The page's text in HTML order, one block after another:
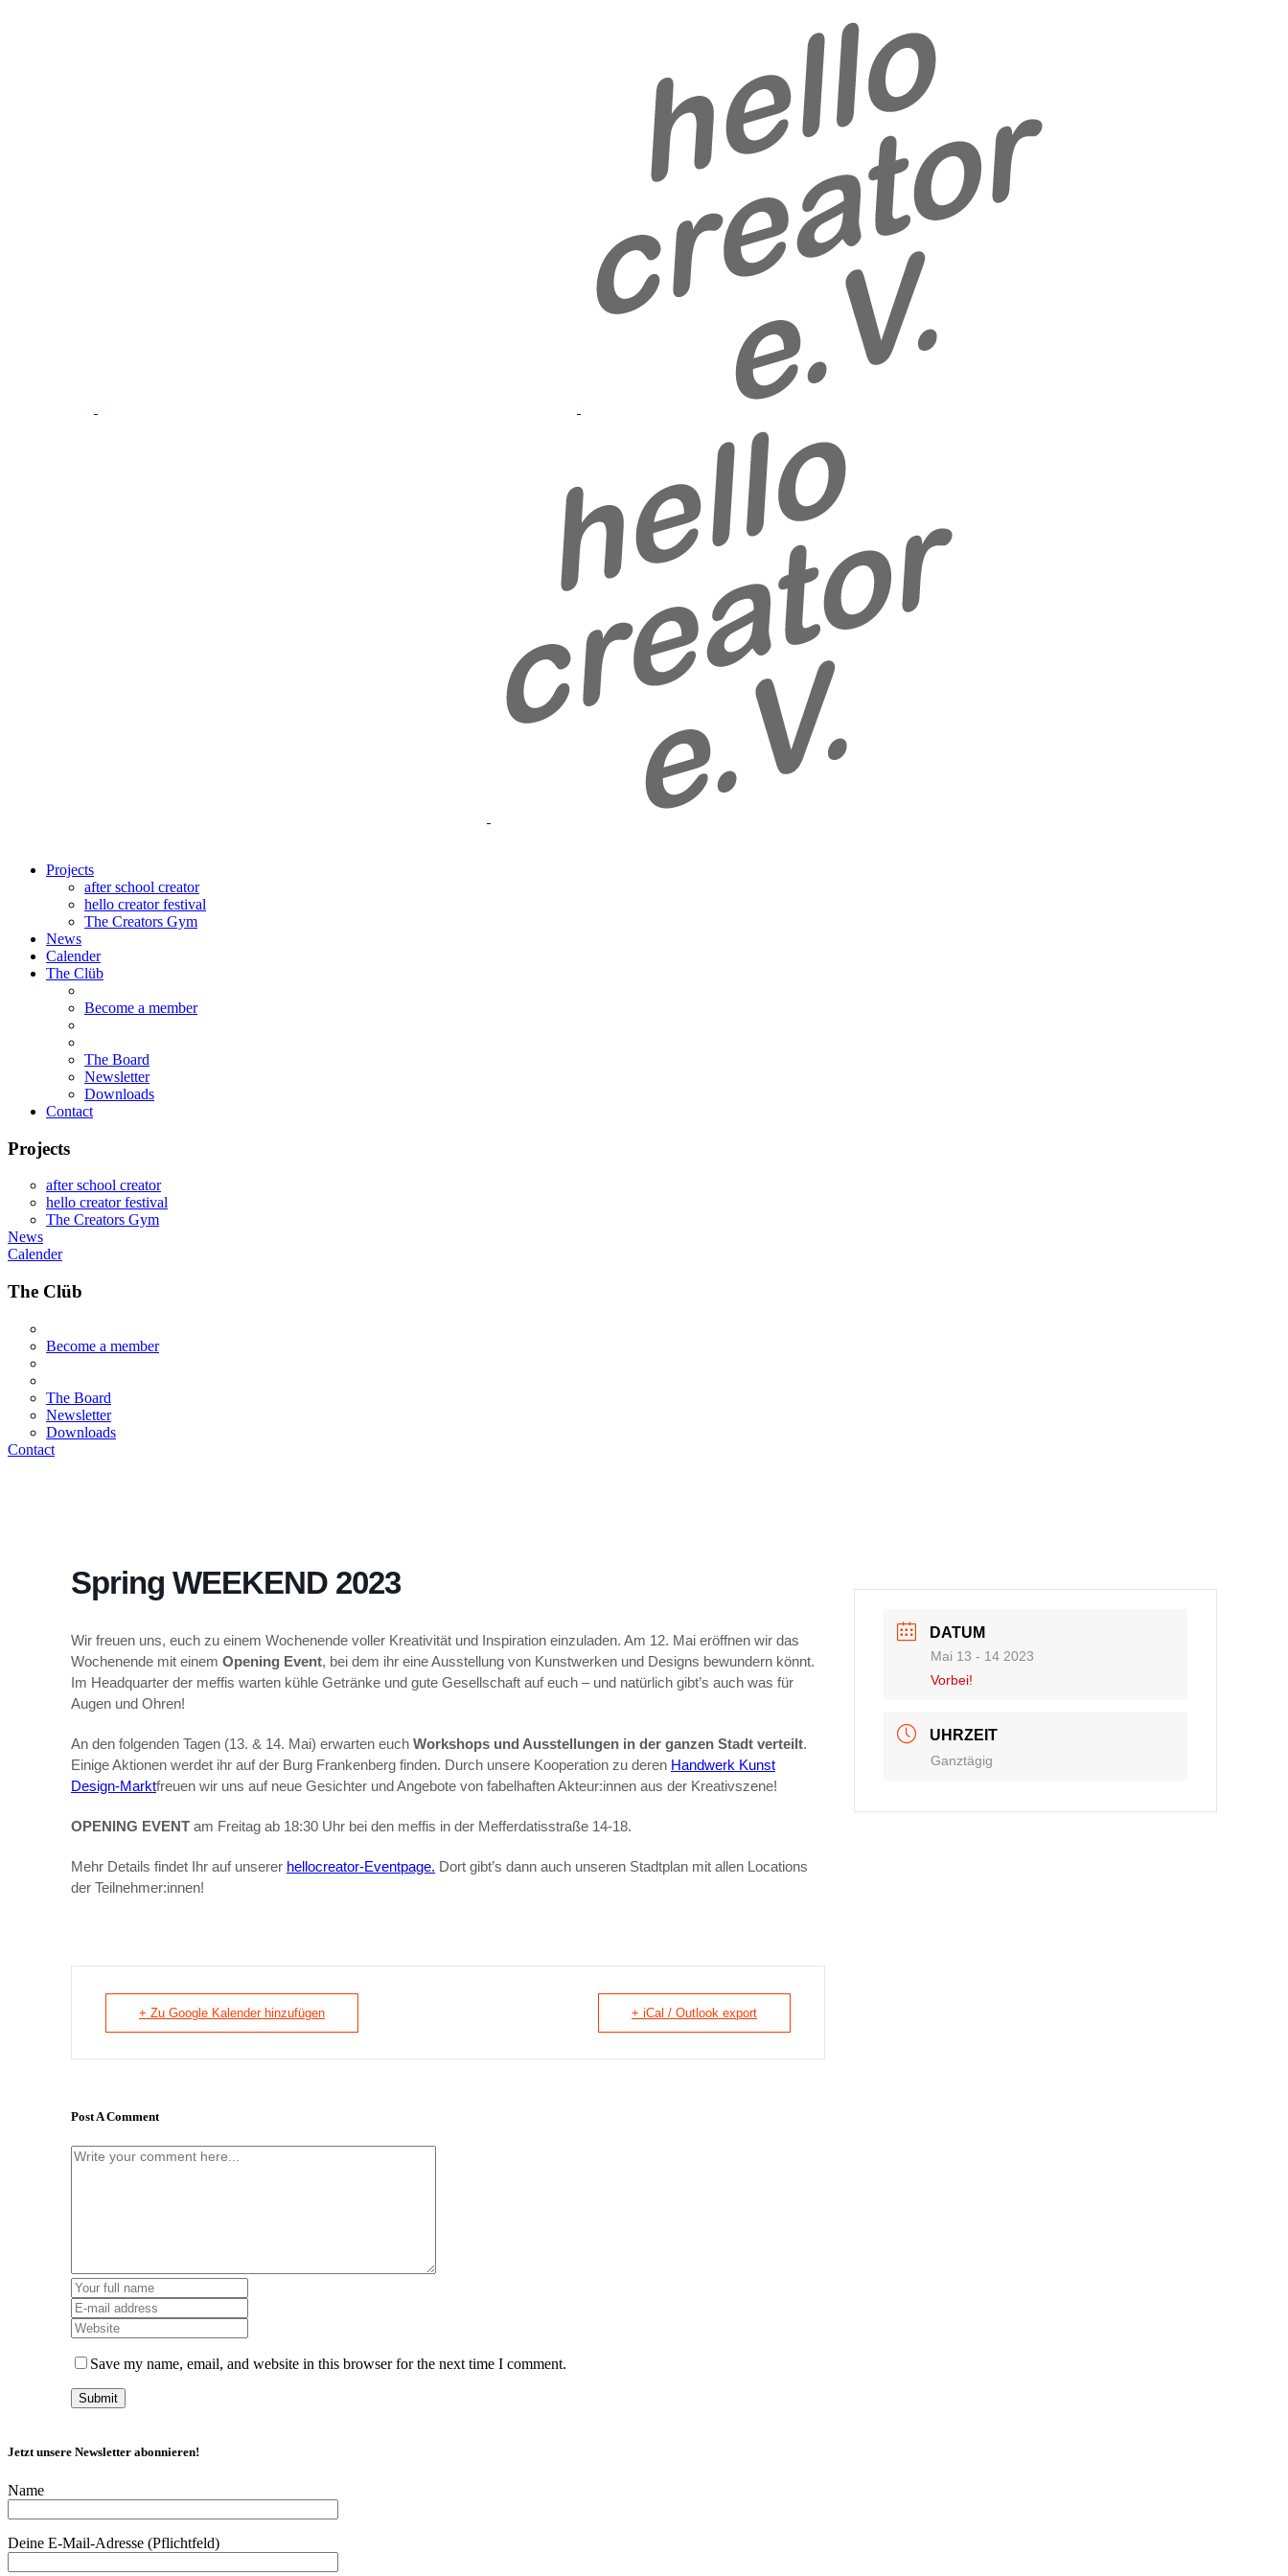
Projects
after school creator
hello creator festival
The Creators Gym
News
Calender
The Clüb
Become a member
The Board
Newsletter
Downloads
Contact
Projects
after school creator
hello creator festival
The Creators Gym
News
Calender
The Clüb
Become a member
The Board
Newsletter
Downloads
Contact
Spring WEEKEND 2023
Wir freuen uns, euch zu einem Wochenende voller Kreativität und Inspiration einzuladen. Am 12. Mai eröffnen wir das
Wochenende mit einem Opening Event, bei dem ihr eine Ausstellung von Kunstwerken und Designs bewundern könnt.
Im Headquarter der meffis warten kühle Getränke und gute Gesellschaft auf euch – und natürlich gibt’s auch was für
Augen und Ohren!
An den folgenden Tagen (13. & 14. Mai) erwarten euch Workshops und Ausstellungen in der ganzen Stadt verteilt.
Einige Aktionen werdet ihr auf der Burg Frankenberg finden. Durch unsere Kooperation zu deren Handwerk Kunst
Design-Marktfreuen wir uns auf neue Gesichter und Angebote von fabelhaften Akteur:innen aus der Kreativszene!
OPENING EVENT am Freitag ab 18:30 Uhr bei den meffis in der Mefferdatisstraße 14-18.
Mehr Details findet Ihr auf unserer hellocreator-Eventpage. Dort gibt’s dann auch unseren Stadtplan mit allen Locations
der Teilnehmer:innen!
+ Zu Google Kalender hinzufügen + iCal / Outlook export
DATUM
Mai 13 - 14 2023
Vorbei!
UHRZEIT
Ganztägig
Post A Comment
Save my name, email, and website in this browser for the next time I comment.
Jetzt unsere Newsletter abonnieren!
Name
Deine E-Mail-Adresse (Pflichtfeld)